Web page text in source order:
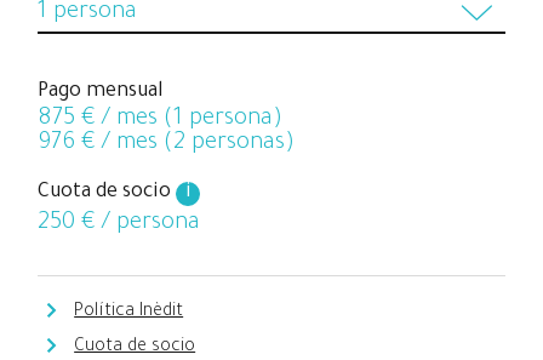
1 persona
2 personas
Pago mensual
875 € / mes (1 persona)
976 € / mes (2 personas)
Cuota de socio i
250 € / persona
Política Inèdit
Cuota de socio